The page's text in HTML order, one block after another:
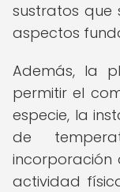
sustratos que
aspectos
Además, la
permitir el
especie, la
de
incorporación
actividad